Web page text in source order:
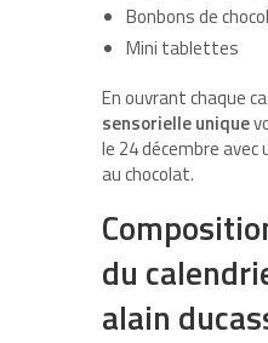
Bonbons de
Mini tablettes
En ouvrant chaque
sensorielle unique
le 24 décembre avec
au chocolat.
du
alain